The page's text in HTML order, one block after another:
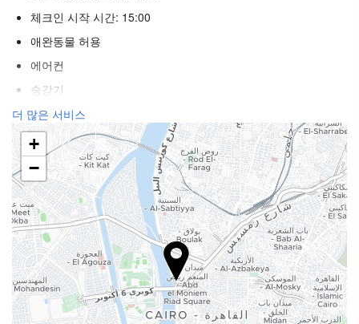
체크인 시작 시간: 15:00
애완동물 허용
에어컨
승강기
장애인
불연자객실
흡연 구역
웰니스
수영장 바
타월 제공
일광욕 의자
파라솔
더 많은 서비스
+
−